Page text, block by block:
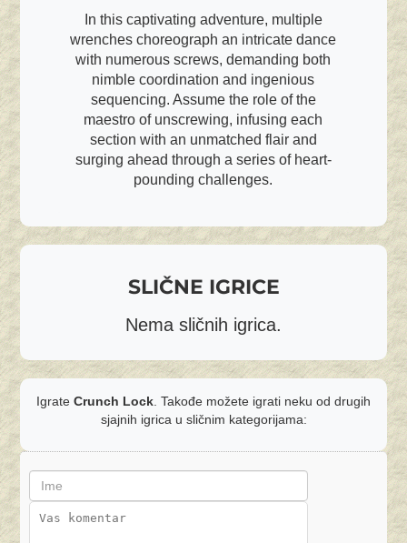
In this captivating adventure, multiple
wrenches choreograph an intricate dance
with numerous screws, demanding both
nimble coordination and ingenious
sequencing. Assume the role of the
maestro of unscrewing, infusing each
section with an unmatched flair and
surging ahead through a series of heart-
pounding challenges.
SLIČNE IGRICE
Nema sličnih igrica.
Igrate Crunch Lock . Takođe možete igrati neku od drugih
sjajnih igrica u sličnim kategorijama: